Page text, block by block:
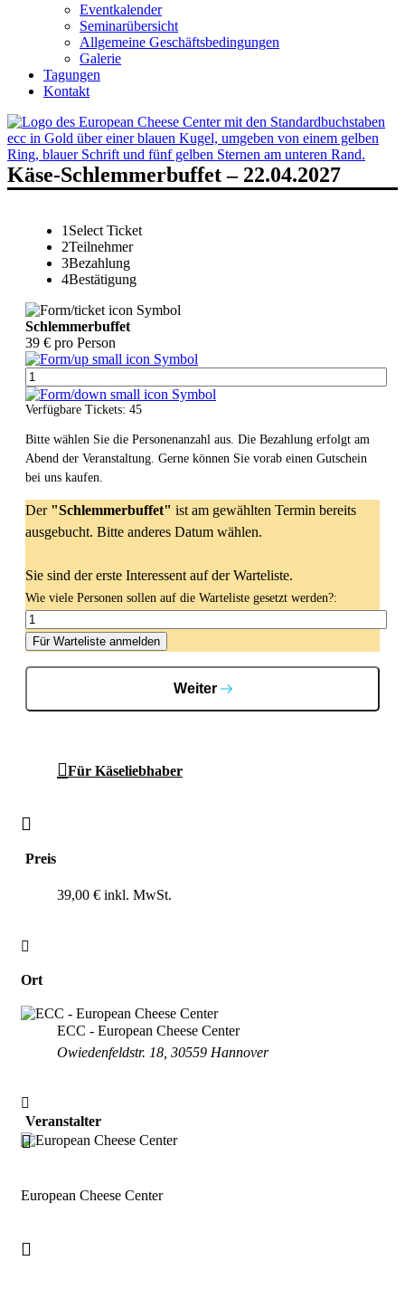
Eventkalender
Seminarübersicht
Allgemeine Geschäftsbedingungen
Galerie
Tagungen
Kontakt
Käse-Schlemmerbuffet – 22.04.2027
1 Select Ticket
2Teilnehmer
3Bezahlung
4Bestätigung
Schlemmerbuffet
39 € pro Person
Verfügbare Tickets: 45
Bitte wählen Sie die Personenanzahl aus. Die Bezahlung erfolgt am
Abend der Veranstaltung. Gerne können Sie vorab einen Gutschein
bei uns kaufen.
Der "Schlemmerbuffet" ist am gewählten Termin bereits
ausgebucht. Bitte anderes Datum wählen.
Sie sind der erste Interessent auf der Warteliste.
Wie viele Personen sollen auf die Warteliste gesetzt werden?:
Für Warteliste anmelden
Weiter
Für Käseliebhaber
Preis
39,00 €
Ort
ECC - European Cheese Center
Owiedenfeldstr. 18, 30559 Hannover
Veranstalter
European Cheese Center